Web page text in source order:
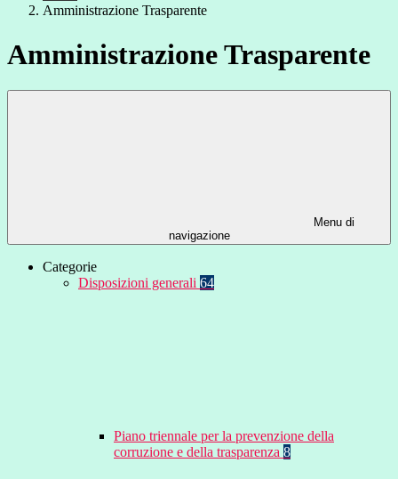
Amministrazione Trasparente
Amministrazione Trasparente
Menu di
navigazione
Categorie
Disposizioni generali 64
Piano triennale per la prevenzione della
corruzione e della trasparenza 8